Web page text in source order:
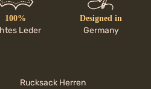
100%
Leder
Designed in
Germany
Rucksack Herren